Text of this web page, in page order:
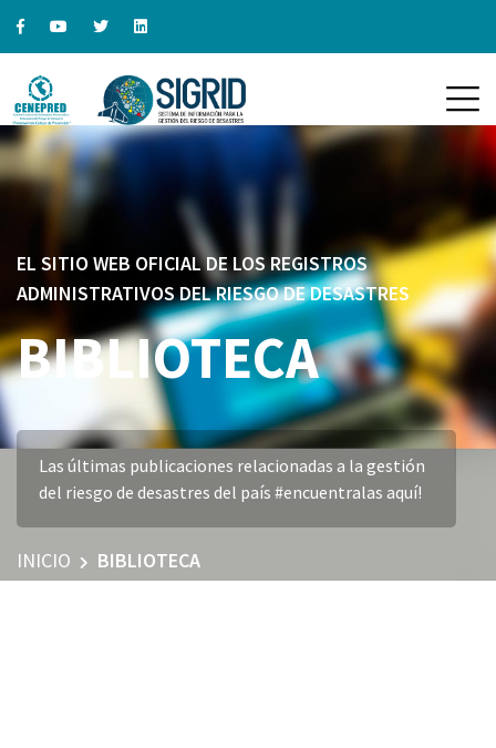
EL SITIO WEB OFICIAL DE LOS REGISTROS
ADMINISTRATIVOS DEL RIESGO DE DESASTRES
BIBLIOTECA
Las últimas publicaciones relacionadas a la gestión
del riesgo de desastres del país #encuentralas aquí!
INICIO BIBLIOTECA